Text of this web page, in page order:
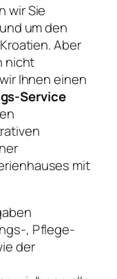
wir Sie
um den
Aber
nicht
Ihnen einen
Service
mit
, Pflege-
der